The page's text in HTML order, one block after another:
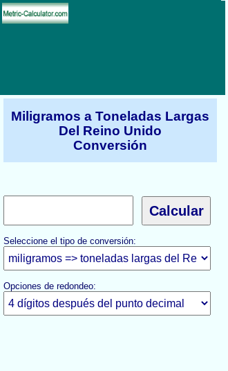
Miligramos a Toneladas Largas
Del Reino Unido
Conversión
Seleccione el tipo de conversión:
Opciones de redondeo: